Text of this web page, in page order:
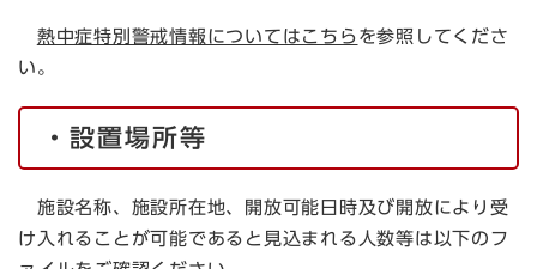
熱中症特別警戒情報についてはこちら を参照してくださ
い。
・設置場所等
施設名称、施設所在地、開放可能日時及び開放により受
け入れることが可能であると見込まれる人数等は以下のフ